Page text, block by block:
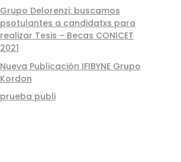
Grupo Delorenzi: buscamos
psotulantes a candidatxs para
realizar Tesis – Becas CONICET
2021
Nueva Publicación IFIBYNE Grupo
Kordon
prueba publi